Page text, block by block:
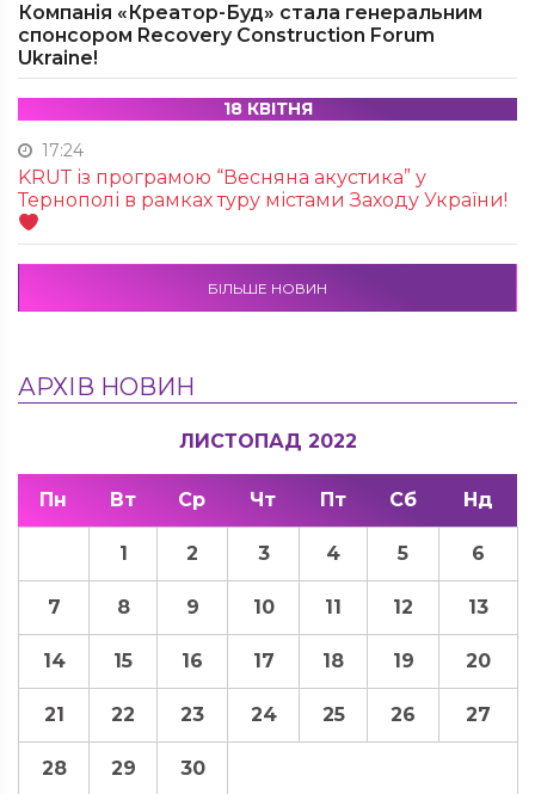
Компанія «Креатор-Буд» стала генеральним
спонсором Recovery Construction Forum
Ukraine!
18 КВІТНЯ
17:24
KRUТ із програмою “Весняна акустика” у
Тернополі в рамках туру містами Заходу України!
БІЛЬШЕ НОВИН
АРХІВ НОВИН
ЛИСТОПАД 2022
Пн Вт Ср Чт Пт Сб Нд
1 2 3 4 5 6
7 8 9 10 11 12 13
14 15 16 17 18 19 20
21 22 23 24 25 26 27
28 29 30